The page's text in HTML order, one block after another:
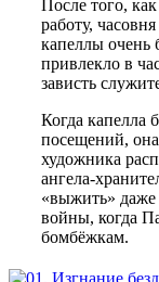
После того,
работу,
капеллы очень
привлекло в
зависть
Когда капелла
посещений, она
художника
ангела-
«выжить»
войны, когда
бомбёжкам.